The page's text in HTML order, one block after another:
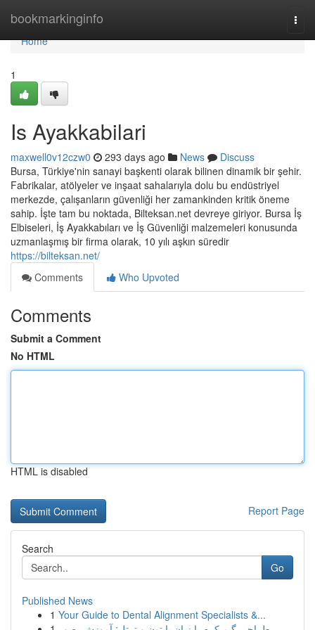
bookmarkinginfo
Home
Home
1
Is Ayakkabilari
maxwell0v12czw0 293 days ago News
Discuss
Bursa, Türkiye'nin sanayi başkenti olarak bilinen dinamik bir şehir.
Fabrikalar, atölyeler ve inşaat sahalarıyla dolu bu endüstriyel
merkezde, çalışanların güvenliği her zamankinden kritik öneme
sahip. İşte tam bu noktada, Bilteksan.net devreye giriyor. Bursa İş
Elbiseleri, İş Ayakkabıları ve İş Güvenliği malzemeleri konusunda
uzmanlaşmış bir firma olarak, 10 yılı aşkın süredir
https://bilteksan.net/
Comments
Who Upvoted
Comments
Submit a Comment
No HTML
HTML is disabled
Report Page
Search
Go
Published News
1 Your Guide to Dental Alignment Specialists &...